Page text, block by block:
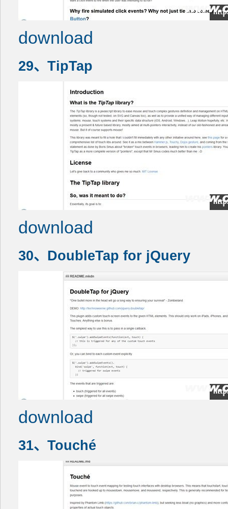
download
29、TipTap
download
30、DoubleTap for jQuery
download
31、Touché